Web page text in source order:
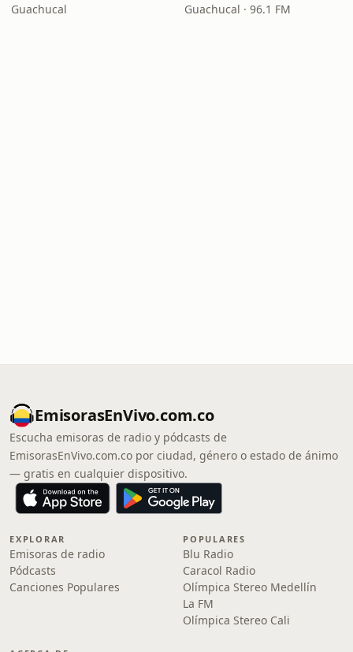
Guachucal Guachucal · 96.1 FM
EmisorasEnVivo.com.co
Escucha emisoras de radio y pódcasts de
EmisorasEnVivo.com.co por ciudad, género o estado de ánimo
— gratis en cualquier dispositivo.
EXPLORAR
Emisoras de radio
Pódcasts
Canciones Populares
POPULARES
Blu Radio
Caracol Radio
Olímpica Stereo Medellín
La FM
Olímpica Stereo Cali